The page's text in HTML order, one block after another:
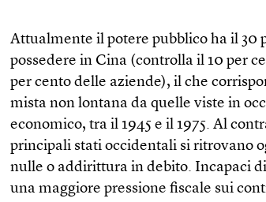
Attualmente il potere pubblico ha il 30
possedere in Cina (controlla il 10 per
per cento delle aziende), il che
mista non lontana da quelle viste in
economico, tra il 1945 e il 1975. Al
principali stati occidentali si ritrovano
nulle o addirittura in debito. Incapaci
una maggiore pressione fiscale sui